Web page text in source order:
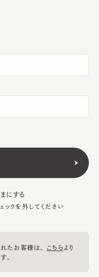
にする
クを外してください
たお客様は、 こちらより
。